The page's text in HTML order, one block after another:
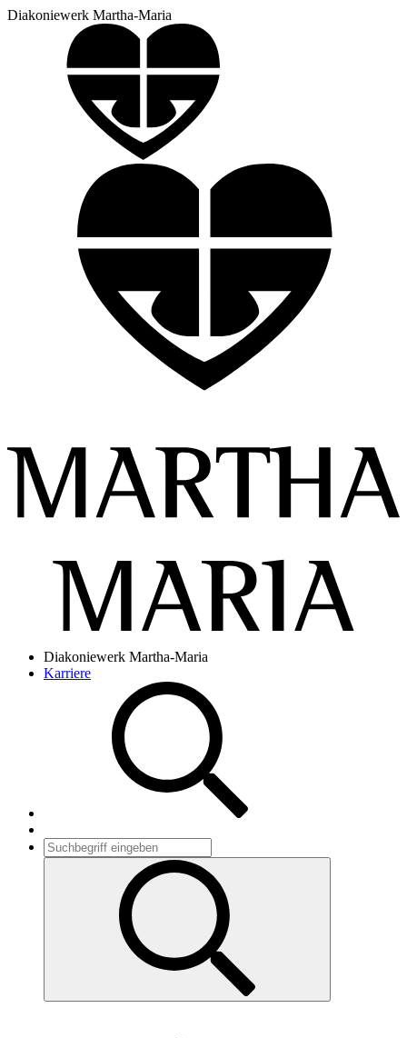
Diakoniewerk Martha-Maria
Diakoniewerk Martha-Maria
Karriere